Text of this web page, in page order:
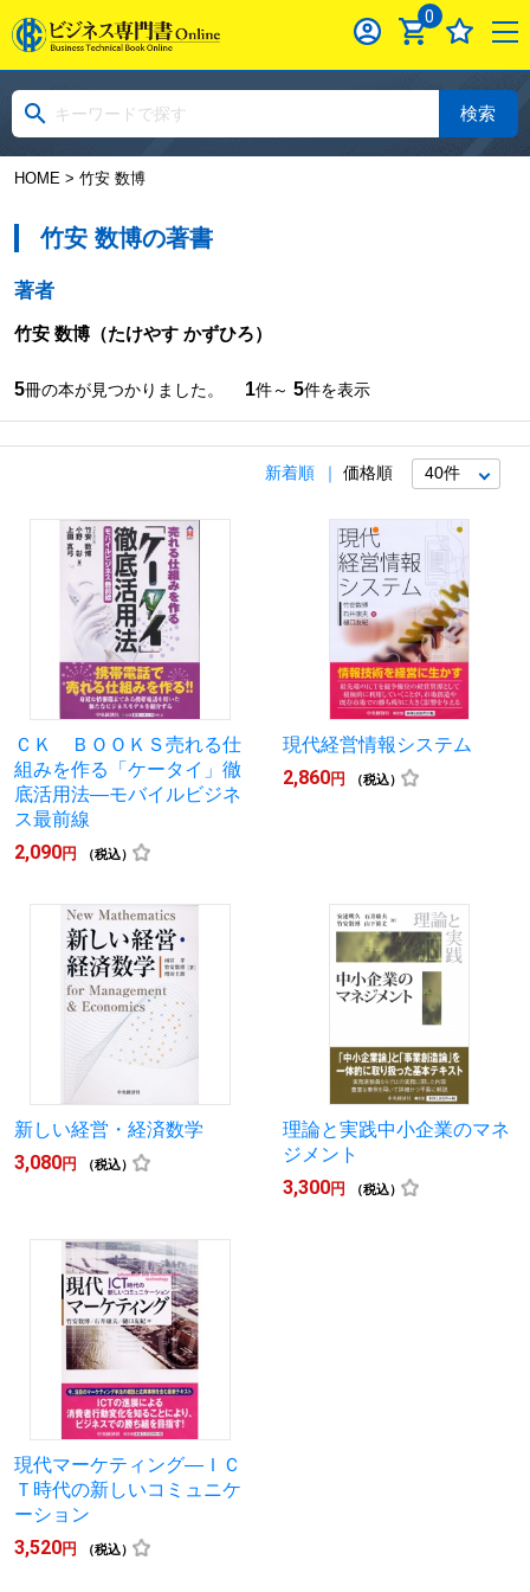
0
検索
HOME> 竹安 数博
竹安 数博の著書
著者
竹安 数博（たけやす かずひろ）
5冊の本が見つかりました。 1件～ 5件を表示
新着順 価格順
ＣＫ ＢＯＯＫＳ売れる仕
組みを作る「ケータイ」徹
底活用法―モバイルビジネ
ス最前線
2,090円 （税込）
現代経営情報システム
2,860円 （税込）
新しい経営・経済数学
3,080円 （税込）
理論と実践中小企業のマネ
ジメント
3,300円 （税込）
現代マーケティング―ＩＣ
Ｔ時代の新しいコミュニケ
ーション
3,520円 （税込）